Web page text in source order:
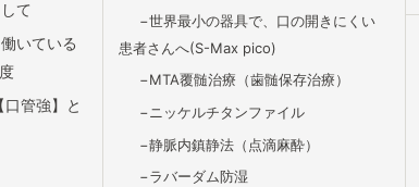
て
いている
管強】と
世界最小の器具で、口の開きにくい
患者さんへ(S-Max pico)
MTA覆髄治療（歯髄保存治療）
ニッケルチタンファイル
静脈内鎮静法（点滴麻酔）
ラバーダム防湿